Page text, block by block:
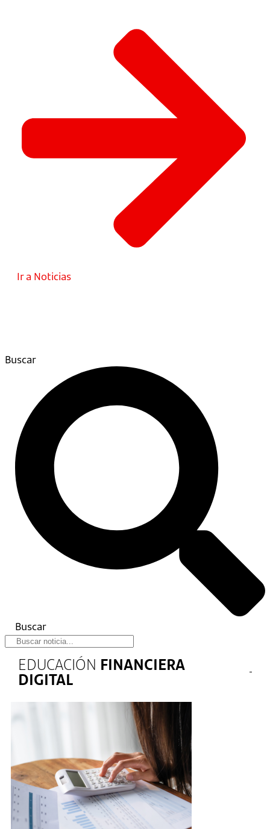
Ir a Noticias
Buscar
Buscar
EDUCACIÓN FINANCIERA
DIGITAL